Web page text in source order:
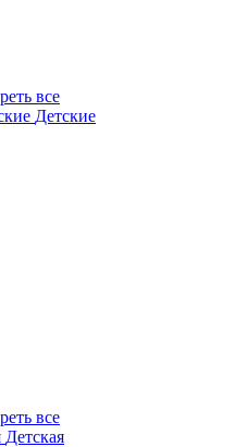
все
Детские
все
Детская